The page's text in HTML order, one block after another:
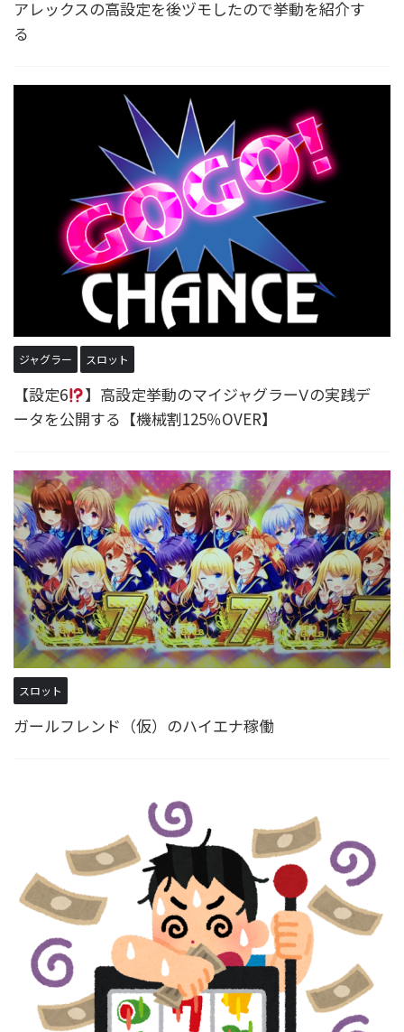
アレックスの高設定を後ヅモしたので挙動を紹介す
る
ジャグラー スロット
【設定6
】高設定挙動のマイジャグラーⅤの実践デ
ータを公開する【機械割125％OVER】
スロット
ガールフレンド（仮）のハイエナ稼働